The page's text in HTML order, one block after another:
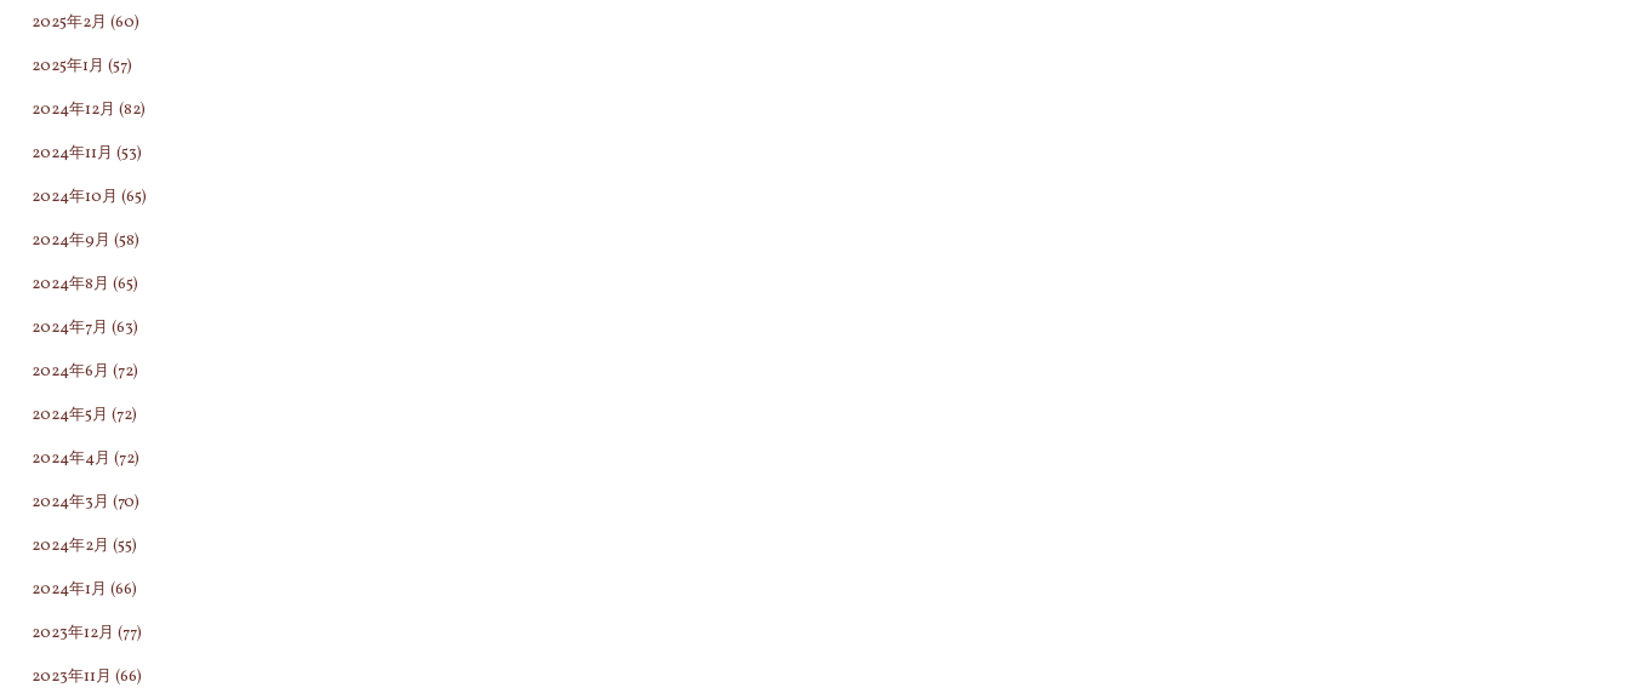
2025年2月 (60)
2025年1月 (57)
2024年12月 (82)
2024年11月 (53)
2024年10月 (65)
2024年9月 (58)
2024年8月 (65)
2024年7月 (63)
2024年6月 (72)
2024年5月 (72)
2024年4月 (72)
2024年3月 (70)
2024年2月 (55)
2024年1月 (66)
2023年12月 (77)
2023年11月 (66)